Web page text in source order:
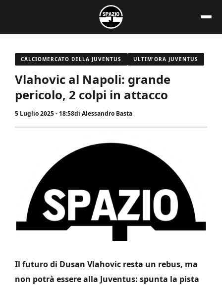
contenuto
CALCIOMERCATO DELLA JUVENTUS ULTIM'ORA JUVENTUS
Vlahovic al Napoli: grande
pericolo, 2 colpi in attacco
5 Luglio 2025 - 18:58di Alessandro Basta
Il futuro di Dusan Vlahovic resta un rebus, ma
non potrà essere alla Juventus: spunta la pista